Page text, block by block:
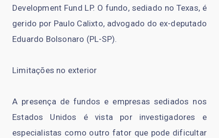
Development Fund LP. O fundo, sediado no Texas, é
gerido por Paulo Calixto, advogado do ex-deputado
Eduardo Bolsonaro (PL-SP).
Limitações no exterior
A presença de fundos e empresas sediados nos
Estados Unidos é vista por investigadores e
especialistas como outro fator que pode dificultar